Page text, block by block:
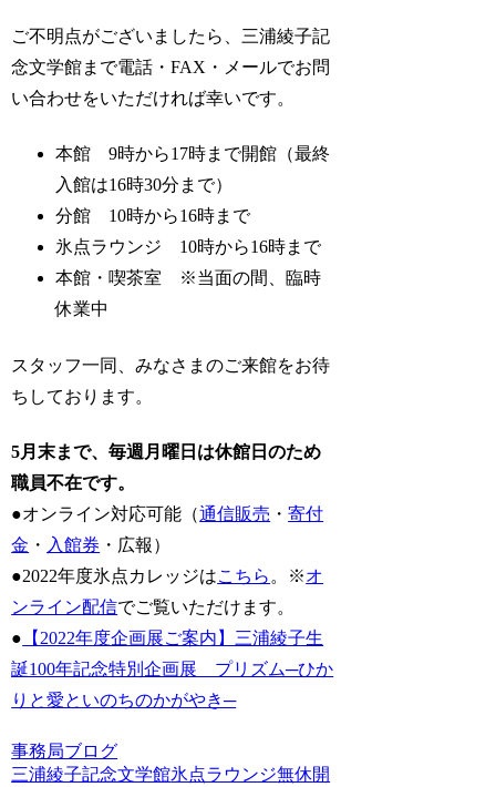
ご不明点がございましたら、三浦綾子記
念文学館まで電話・FAX・メールでお問
い合わせをいただければ幸いです。
本館 9時から17時まで開館（最終
入館は16時30分まで）
分館 10時から16時まで
氷点ラウンジ 10時から16時まで
本館・喫茶室 ※当面の間、臨時
休業中
スタッフ一同、みなさまのご来館をお待
ちしております。
5月末まで、毎週月曜日は休館日のため
職員不在です。
●オンライン対応可能（通信販売 ・寄付
金 ・ 入館券 ・広報）
●2022年度氷点カレッジはこちら 。※オ
ンライン配信でご覧いただけます。
● 【2022年度企画展ご案内】三浦綾子生
誕100年記念特別企画展 プリズム─ひか
りと愛といのちのかがやき─
事務局ブログ
三浦綾子記念文学館氷点ラウンジ無休開